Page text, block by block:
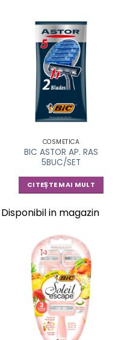
COSMETICA
BIC ASTOR AP. RAS
5BUC/SET
CITEȘTE MAI MULT
Disponibil in magazin